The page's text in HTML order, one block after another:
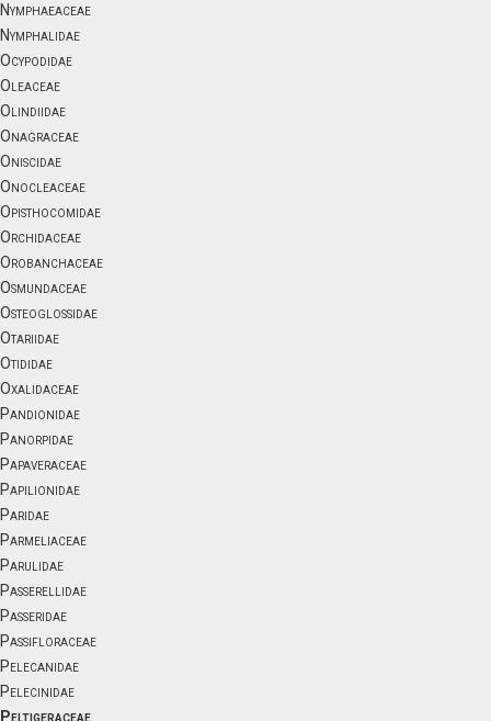
Nymphaeaceae
Nymphalidae
Ocypodidae
Oleaceae
Olindiidae
Onagraceae
Oniscidae
Onocleaceae
Opisthocomidae
Orchidaceae
Orobanchaceae
Osmundaceae
Osteoglossidae
Otariidae
Otididae
Oxalidaceae
Pandionidae
Panorpidae
Papaveraceae
Papilionidae
Paridae
Parmeliaceae
Parulidae
Passerellidae
Passeridae
Passifloraceae
Pelecanidae
Pelecinidae
Peltigeraceae